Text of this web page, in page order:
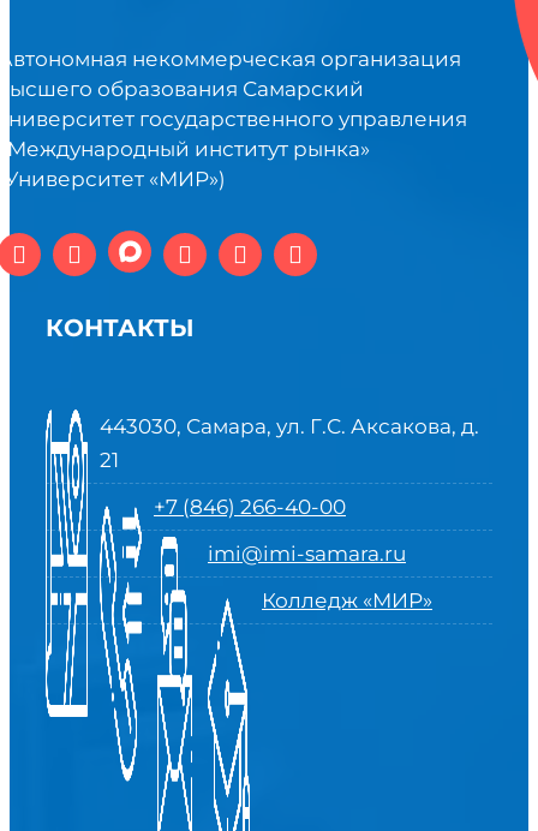
некоммерческая организация
образования Самарский
государственного управления
институт рынка»
«МИР»)
КОНТАКТЫ
443030, Самара, ул. Г.С. Аксакова, д.
21
+7 (846) 266-40-00
imi@imi-samara.ru
Колледж «МИР»